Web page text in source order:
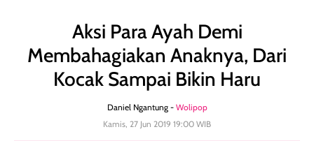
Aksi Para Ayah Demi
Membahagiakan Anaknya, Dari
Kocak Sampai Bikin Haru
Daniel Ngantung - Wolipop
Kamis, 27 Jun 2019 19:00 WIB